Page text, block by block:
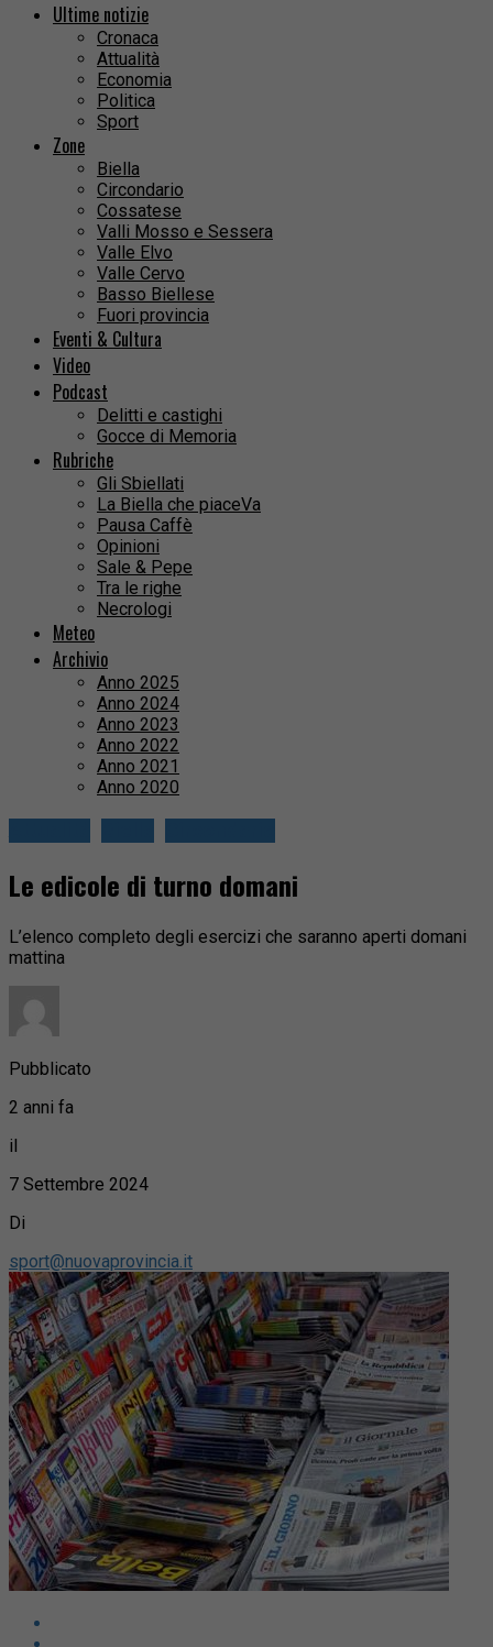
Ultime notizie
Cronaca
Attualità
Economia
Politica
Sport
Zone
Biella
Circondario
Cossatese
Valli Mosso e Sessera
Valle Elvo
Valle Cervo
Basso Biellese
Fuori provincia
Eventi & Cultura
Video
Podcast
Delitti e castighi
Gocce di Memoria
Rubriche
Gli Sbiellati
La Biella che piaceVa
Pausa Caffè
Opinioni
Sale & Pepe
Tra le righe
Necrologi
Meteo
Archivio
Anno 2025
Anno 2024
Anno 2023
Anno 2022
Anno 2021
Anno 2020
Le edicole di turno domani
L’elenco completo degli esercizi che saranno aperti domani
mattina
Pubblicato
2 anni fa
il
7 Settembre 2024
Di
sport@nuovaprovincia.it